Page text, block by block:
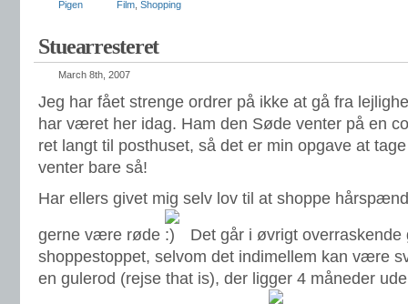
Pigen Film Shopping
Stuearresteret
March 8th, 2007
Jeg har fået strenge ordrer på ikke at gå fra
har været her idag. Ham den Søde venter på en
ret langt til posthuset, så det er min opgave at
venter bare så!
Har ellers givet mig selv lov til at shoppe
gerne være røde
Det går i øvrigt overraskende
shoppestoppet, selvom det indimellem kan være
en gulerod (rejse that is), der ligger 4 måneder